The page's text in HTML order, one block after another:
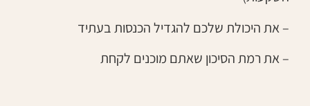
– את היכולת שלכם להגדיל הכנסות בעתיד
– את רמת הסיכון שאתם מוכנים לקחת